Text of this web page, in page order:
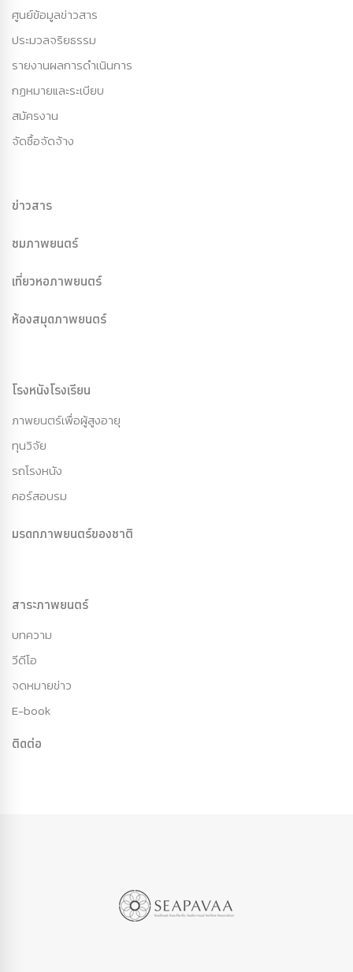
ศูนย์ข้อมูลข่าวสาร
ประมวลจริยธรรม
รายงานผลการดำเนินการ
กฏหมายและระเบียบ
สมัครงาน
จัดซื้อจัดจ้าง
ข่าวสาร
ชมภาพยนตร์
เที่ยวหอภาพยนตร์
ห้องสมุดภาพยนตร์
โรงหนังโรงเรียน
ภาพยนตร์เพื่อผู้สูงอายุ
ทุนวิจัย
รถโรงหนัง
คอร์สอบรม
มรดกภาพยนตร์ของชาติ
สาระภาพยนตร์
บทความ
วีดีโอ
จดหมายข่าว
E-book
ติดต่อ